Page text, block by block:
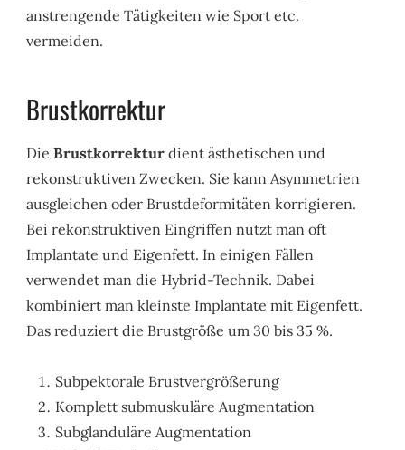
anstrengende Tätigkeiten wie Sport etc.
vermeiden.
Brustkorrektur
DieBrustkorrektur dient ästhetischen und
rekonstruktiven Zwecken. Sie kann Asymmetrien
ausgleichen oder Brustdeformitäten korrigieren.
Bei rekonstruktiven Eingriffen nutzt man oft
Implantate und Eigenfett. In einigen Fällen
verwendet man die Hybrid-Technik. Dabei
kombiniert man kleinste Implantate mit Eigenfett.
Das reduziert die Brustgröße um 30 bis 35 %.
Subpektorale Brustvergrößerung
Komplett submuskuläre Augmentation
Subglanduläre Augmentation